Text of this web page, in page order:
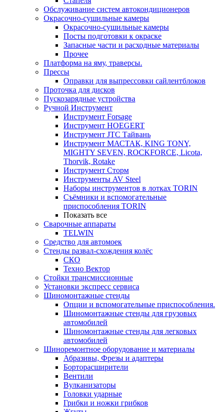
Обслуживание систем автокондиционеров
Окрасочно-сушильные камеры
Окрасочно-сушильные камеры
Посты подготовки к окраске
Запасные части и расходные материалы
Прочее
Платформа на яму, траверсы.
Прессы
Оправки для выпрессовки сайлентблоков
Проточка для дисков
Пускозарядные устройства
Ручной Инструмент
Инструмент Forsage
Инструмент HOEGERT
Инструмент JTC Тайвань
Инструмент МАСТАК, KING TONY,
MIGHTY SEVEN, ROCKFORCE, Licota,
Thorvik, Rotake
Инструмент Сторм
Инструменты AV Steel
Наборы инструментов в лотках TORIN
Съёмники и вспомогательные
приспособления TORIN
Показать все
Сварочные аппараты
TELWIN
Средство для автомоек
Стенды развал-схождения колёс
СКО
Техно Вектор
Стойки трансмиссионные
Установки экспресс сервиса
Шиномонтажные стенды
Опции и вспомогательные приспособления.
Шиномонтажные стенды для грузовых
автомобилей
Шиномонтажные стенды для легковых
автомобилей
Шиноремонтное оборудование и материалы
Абразивы, Фрезы и адаптеры
Борторасширители
Вентили
Вулканизаторы
Головки ударные
Грибки и ножки грибков